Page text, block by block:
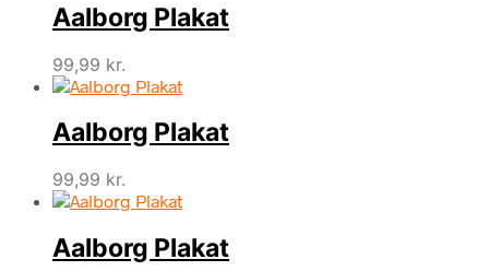
Aalborg Plakat
99,99 kr.
Aalborg Plakat
99,99 kr.
Aalborg Plakat